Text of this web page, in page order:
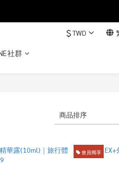
$TWD
社群
商品排序
會員獨享